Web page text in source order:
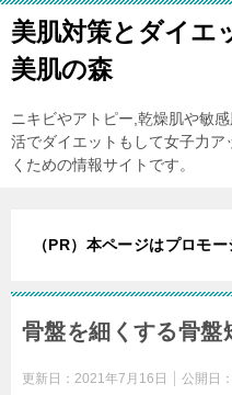
美肌対策とダイエ
美肌の森
ニキビやアトピー,乾燥肌や敏
活でダイエットもして女子力
くための情報サイトです。
（PR）本ページはプロモ
骨盤を細くする骨盤
更新日： 2021年7月16日 公開日：